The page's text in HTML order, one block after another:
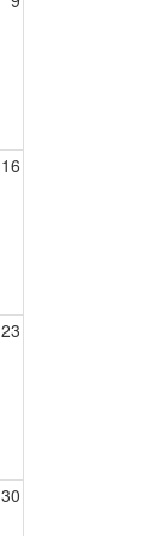
16
23
30